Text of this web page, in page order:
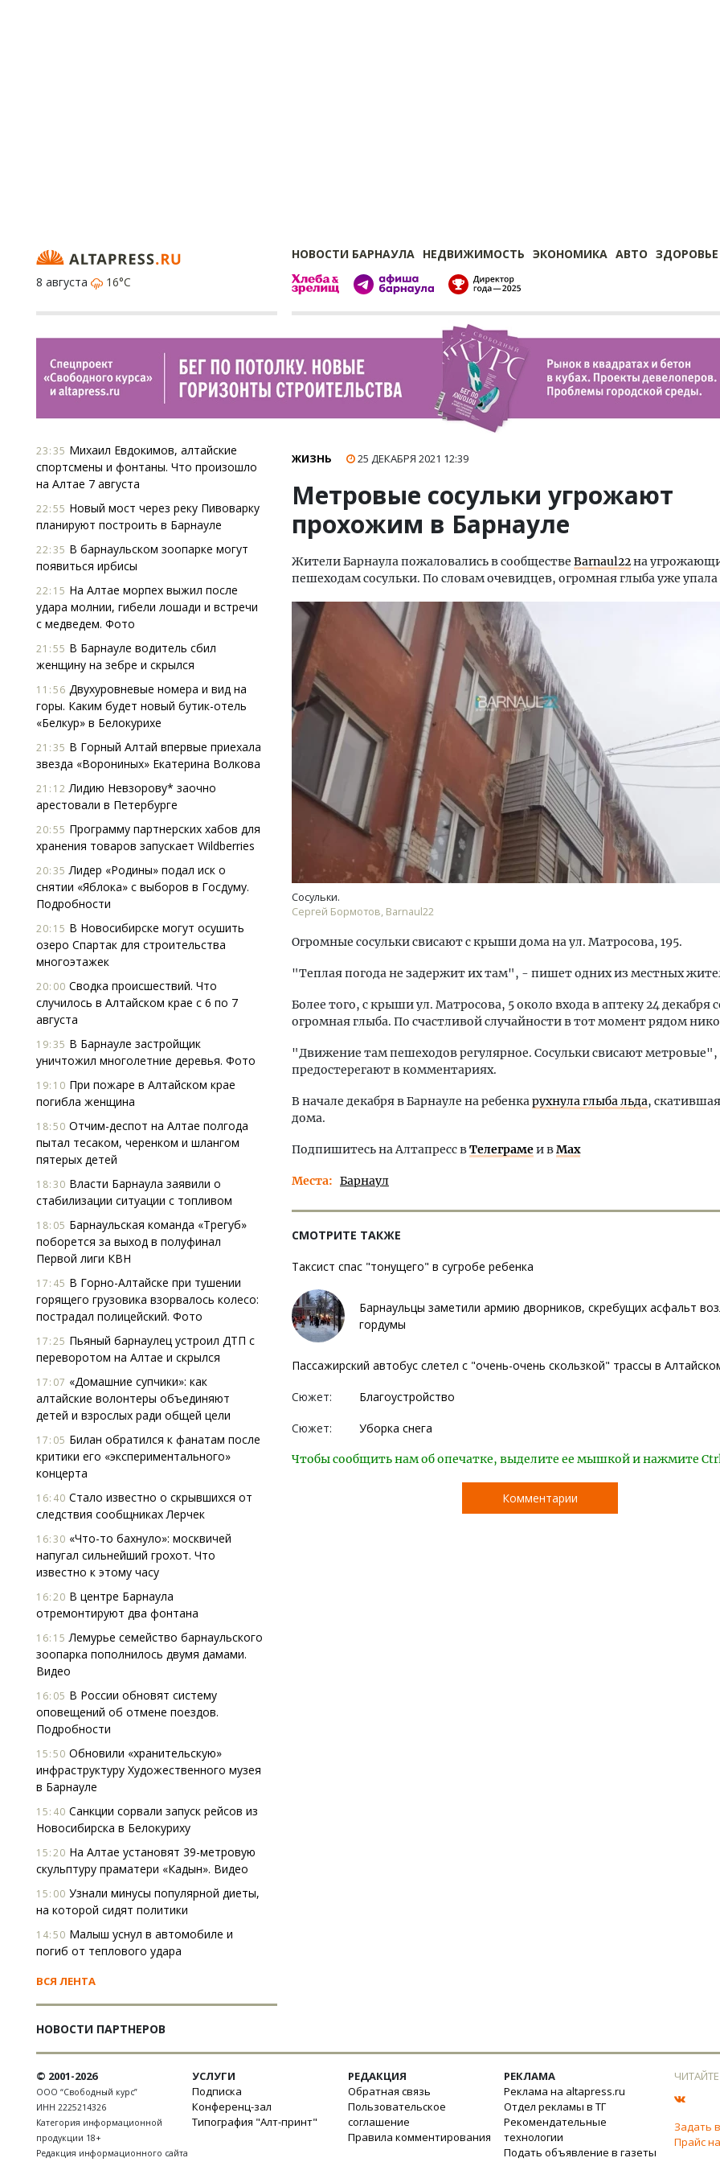
НОВОСТИ БАРНАУЛА НЕДВИЖИМОСТЬ ЭКОНОМИКА АВТО ЗДОРОВЬЕ
8 августа
16°C
23:35 Михаил Евдокимов, алтайские
спортсмены и фонтаны. Что произошло
на Алтае 7 августа
22:55 Новый мост через реку Пивоварку
планируют построить в Барнауле
22:35 В барнаульском зоопарке могут
появиться ирбисы
22:15 На Алтае морпех выжил после
удара молнии, гибели лошади и встречи
с медведем. Фото
21:55 В Барнауле водитель сбил
женщину на зебре и скрылся
11:56 Двухуровневые номера и вид на
горы. Каким будет новый бутик-отель
«Белкур» в Белокурихе
21:35 В Горный Алтай впервые приехала
звезда «Ворониных» Екатерина Волкова
21:12 Лидию Невзорову* заочно
арестовали в Петербурге
20:55 Программу партнерских хабов для
хранения товаров запускает Wildberries
20:35 Лидер «Родины» подал иск о
снятии «Яблока» с выборов в Госдуму.
Подробности
20:15 В Новосибирске могут осушить
озеро Спартак для строительства
многоэтажек
20:00 Сводка происшествий. Что
случилось в Алтайском крае с 6 по 7
августа
19:35 В Барнауле застройщик
уничтожил многолетние деревья. Фото
19:10 При пожаре в Алтайском крае
погибла женщина
18:50 Отчим-деспот на Алтае полгода
пытал тесаком, черенком и шлангом
пятерых детей
18:30 Власти Барнаула заявили о
стабилизации ситуации с топливом
18:05 Барнаульская команда «Трегуб»
поборется за выход в полуфинал
Первой лиги КВН
17:45 В Горно-Алтайске при тушении
горящего грузовика взорвалось колесо:
пострадал полицейский. Фото
17:25 Пьяный барнаулец устроил ДТП с
переворотом на Алтае и скрылся
17:07 «Домашние супчики»: как
алтайские волонтеры объединяют
детей и взрослых ради общей цели
17:05 Билан обратился к фанатам после
критики его «экспериментального»
концерта
16:40 Стало известно о скрывшихся от
следствия сообщниках Лерчек
16:30 «Что-то бахнуло»: москвичей
напугал сильнейший грохот. Что
известно к этому часу
16:20 В центре Барнаула
отремонтируют два фонтана
16:15 Лемурье семейство барнаульского
зоопарка пополнилось двумя дамами.
Видео
16:05 В России обновят систему
оповещений об отмене поездов.
Подробности
15:50 Обновили «хранительскую»
инфраструктуру Художественного музея
в Барнауле
15:40 Санкции сорвали запуск рейсов из
Новосибирска в Белокуриху
15:20 На Алтае установят 39-метровую
скульптуру праматери «Кадын». Видео
15:00 Узнали минусы популярной диеты,
на которой сидят политики
14:50 Малыш уснул в автомобиле и
погиб от теплового удара
ВСЯ ЛЕНТА
НОВОСТИ ПАРТНЕРОВ
ЖИЗНЬ 25 ДЕКАБРЯ 2021 12:39
Метровые сосульки угрожают
прохожим в Барнауле
Жители Барнаула пожаловались в сообществе Barnaul22на
пешеходам сосульки. По словам очевидцев, огромная глыба уже упала
Сосульки.
Сергей Бормотов, Barnaul22
Огромные сосульки свисают с крыши дома на ул. Матросова, 195.
"Теплая погода не задержит их там", - пишет одних из местных
Более того, с крыши ул. Матросова, 5 около входа в аптеку 24 декабря
огромная глыба. По счастливой случайности в тот момент рядом
"Движение там пешеходов регулярное. Сосульки свисают
предостерегают в комментариях.
В начале декабря в Барнауле на ребенкарухнула глыба льда,
дома.
Подпишитесь на Алтапресс вТелеграмеи вMax
Места Барнаул
СМОТРИТЕ ТАКЖЕ
Таксист спас "тонущего" в сугробе ребенка
Барнаульцы заметили армию дворников, скребущих асфальт
гордумы
Пассажирский автобус слетел с "очень-очень скользкой" трассы в
Сюжет: Благоустройство
Сюжет: Уборка снега
Чтобы сообщить нам об опечатке, выделите ее мышкой и нажмите
Комментарии
Архитектурный код начинается с
земли. Мощение крупноформатными
стандартом благоустройства
Ищем новые берега.
«Жилищной инициативы»
СТРОИТЕЛЬСТВО
© 2001-2026
ООО “Свободный курс”
ИНН 2225214326
Категория информационной
продукции 18+
Редакция информационного сайта
УСЛУГИ
Подписка
Конференц-зал
Типография "Алт-принт"
РЕДАКЦИЯ
Обратная связь
Пользовательское
соглашение
Правила комментирования
РЕКЛАМА
Реклама на altapress.ru
Отдел рекламы в ТГ
Рекомендательные
технологии
Подать объявление в газеты
Задать
Прайс